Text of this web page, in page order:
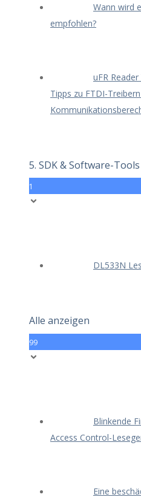
Wann wird
empfohlen?
uFR
Tipps zu FTDI-
5. SDK & Software-Tools
1
DL533N
Alle anzeigen
99
Blinkende
Access Control-
Eine